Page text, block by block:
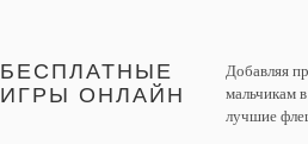
БЕСПЛАТНЫЕ
ИГРЫ ОНЛАЙН
Добавляя
мальчикам
лучшие